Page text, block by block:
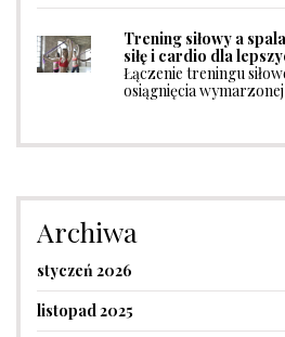
Trening siłowy a
siłę i cardio dla
Łączenie treningu
osiągnięcia
Archiwa
styczeń 2026
listopad 2025